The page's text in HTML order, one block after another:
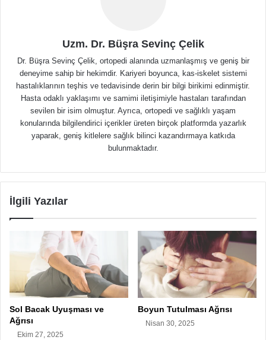
Uzm. Dr. Büşra Sevinç Çelik
Dr. Büşra Sevinç Çelik, ortopedi alanında uzmanlaşmış ve geniş bir
deneyime sahip bir hekimdir. Kariyeri boyunca, kas-iskelet sistemi
hastalıklarının teşhis ve tedavisinde derin bir bilgi birikimi edinmiştir.
Hasta odaklı yaklaşımı ve samimi iletişimiyle hastaları tarafından
sevilen bir isim olmuştur. Ayrıca, ortopedi ve sağlıklı yaşam
konularında bilgilendirici içerikler üreten birçok platformda yazarlık
yaparak, geniş kitlelere sağlık bilinci kazandırmaya katkıda
bulunmaktadır.
İlgili Yazılar
Sol Bacak Uyuşması ve
Ağrısı
Ekim 27, 2025
Boyun Tutulması Ağrısı
Nisan 30, 2025